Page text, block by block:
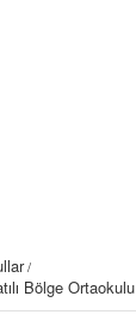
Bölge Ortaokulu